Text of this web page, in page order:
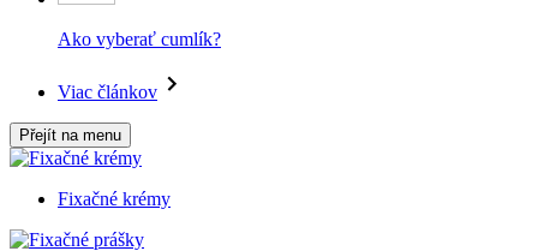
Ako vyberať cumlík?
Viac článkov
Přejít na menu
Fixačné krémy